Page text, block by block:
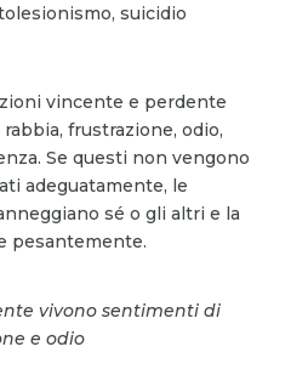
suicidio
vincente e perdente
frustrazione, odio,
Se questi non vengono
adeguatamente, le
sé o gli altri e la
pesantemente.
vivono sentimenti di
e odio